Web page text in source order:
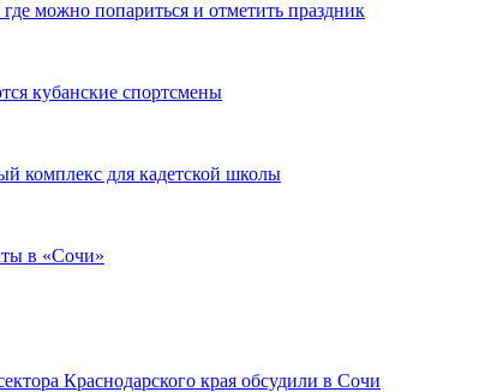
можно попариться и отметить праздник
кубанские спортсмены
комплекс для кадетской школы
в «Сочи»
Краснодарского края обсудили в Сочи